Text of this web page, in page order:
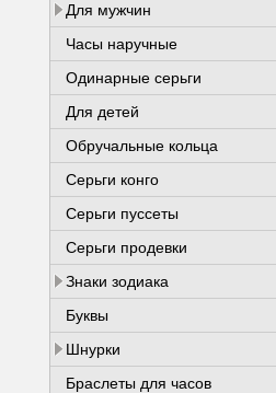
Для мужчин
Часы наручные
Одинарные серьги
Для детей
Обручальные кольца
Серьги конго
Серьги пуссеты
Серьги продевки
Знаки зодиака
Буквы
Шнурки
Браслеты для часов